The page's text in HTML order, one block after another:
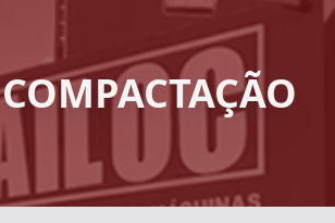
COMPACTAÇÃO